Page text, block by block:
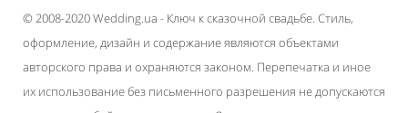
© 2008-2020 Wedding.ua - Ключ к сказочной свадьбе. Стиль,
оформление, дизайн и содержание являются объектами
авторского права и охраняются законом. Перепечатка и иное
их использование без письменного разрешения не допускаются